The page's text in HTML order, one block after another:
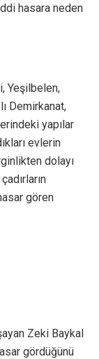
hasara neden
Yeşilbelen,
Demirkanat,
yapılar
evlerin
dolayı
gören
Zeki Baykal
gördüğünü